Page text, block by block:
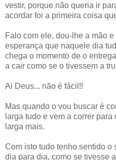
vestir, porque não queria ir
acordar foi a primeira coisa
Falo com ele, dou-lhe a mão
esperança que naquele dia
chega o momento de o
a cair como se o tivessem a
Ai Deus... não é fácil!!
Mas quando o vou buscar é
larga tudo e vem a correr
larga mais.
Com isto tudo tenho sentido o
dia para dia, como se tivesse